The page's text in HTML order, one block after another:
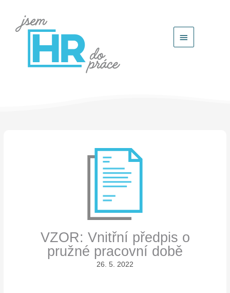
Hlavní
VZOR: Vnitřní předpis o
pružné pracovní době
26. 5. 2022